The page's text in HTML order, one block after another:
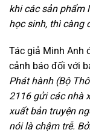
khi các sản phẩm
học sinh, thì càng
Tác giả Minh Anh
cảnh báo đối với
Phát hành (Bộ
2116 gửi các nhà
xuất bản truyện
nói là chậm trễ.